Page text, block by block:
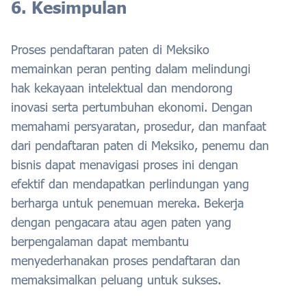
6. Kesimpulan
Proses pendaftaran paten di Meksiko
memainkan peran penting dalam melindungi
hak kekayaan intelektual dan mendorong
inovasi serta pertumbuhan ekonomi. Dengan
memahami persyaratan, prosedur, dan manfaat
dari pendaftaran paten di Meksiko, penemu dan
bisnis dapat menavigasi proses ini dengan
efektif dan mendapatkan perlindungan yang
berharga untuk penemuan mereka. Bekerja
dengan pengacara atau agen paten yang
berpengalaman dapat membantu
menyederhanakan proses pendaftaran dan
memaksimalkan peluang untuk sukses.